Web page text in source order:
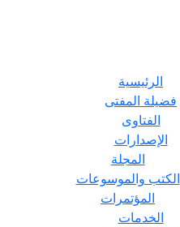
الرئيسية
فضيلة المفتى
الفتاوى
الإصدارات
المجلة
الكتب والموسوعات
المؤتمرات
الخدمات